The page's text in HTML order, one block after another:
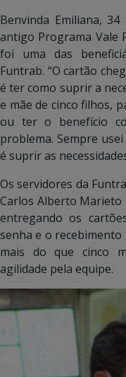
Benvinda Emiliana,
antigo Programa Vale
foi uma das
Funtrab. “O cartão
é ter como suprir a
e mãe de cinco filhos,
ou ter o benefício
problema. Sempre
é suprir as
Os servidores da
Carlos Alberto Marieto
entregando os
senha e o
mais do que cinco
agilidade pela equipe.